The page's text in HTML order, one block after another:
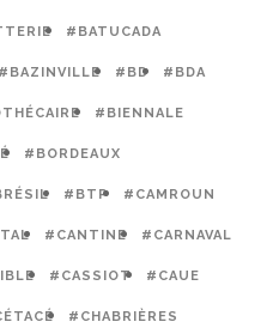
#BATUCADA
#BAZINVILLE #BD #BDA
#BIENNALE
#BORDEAUX
#BTP #CAMROUN
#CANTINE #CARNAVAL
#CASSIOT #CAUE
#CHABRIÈRES